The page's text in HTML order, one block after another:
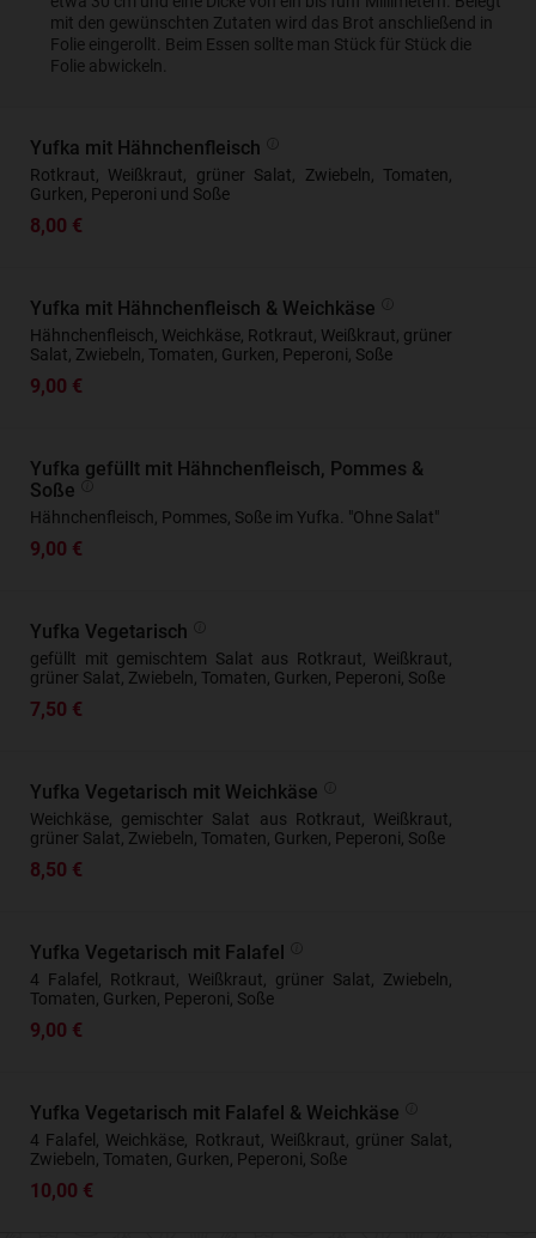
mit den gewünschten Zutaten wird das Brot anschließend in
Folie eingerollt. Beim Essen sollte man Stück für Stück die
Folie abwickeln.
Yufka mit Hähnchenfleisch
Rotkraut, Weißkraut, grüner Salat, Zwiebeln, Tomaten,
Gurken, Peperoni und Soße
8,00 €
Yufka mit Hähnchenfleisch & Weichkäse
Hähnchenfleisch, Weichkäse, Rotkraut, Weißkraut, grüner
Salat, Zwiebeln, Tomaten, Gurken, Peperoni, Soße
9,00 €
Yufka gefüllt mit Hähnchenfleisch, Pommes &
Soße
Hähnchenfleisch, Pommes, Soße im Yufka. "Ohne Salat"
9,00 €
Yufka Vegetarisch
gefüllt mit gemischtem Salat aus Rotkraut, Weißkraut,
grüner Salat, Zwiebeln, Tomaten, Gurken, Peperoni, Soße
7,50 €
Yufka Vegetarisch mit Weichkäse
Weichkäse, gemischter Salat aus Rotkraut, Weißkraut,
grüner Salat, Zwiebeln, Tomaten, Gurken, Peperoni, Soße
8,50 €
Yufka Vegetarisch mit Falafel
4 Falafel, Rotkraut, Weißkraut, grüner Salat, Zwiebeln,
Tomaten, Gurken, Peperoni, Soße
9,00 €
Yufka Vegetarisch mit Falafel & Weichkäse
4 Falafel, Weichkäse, Rotkraut, Weißkraut, grüner Salat,
Zwiebeln, Tomaten, Gurken, Peperoni, Soße
10,00 €